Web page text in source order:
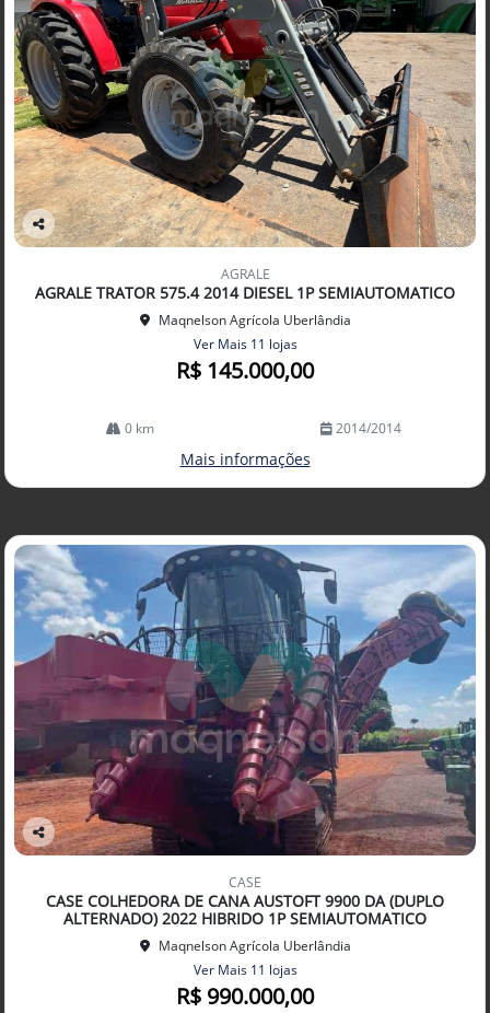
Co
arti
lhe
AGRALE
AGRALE TRATOR 575.4 2014 DIESEL 1P SEMIAUTOMATICO
Maqnelson Agrícola Uberlândia
Ver Mais 11 lojas
R$ 145.000,00
0 km 2014/2014
Mais informações
Co
lhe
CASE
CASE COLHEDORA DE CANA AUSTOFT 9900 DA (DUPLO
ALTERNADO) 2022 HIBRIDO 1P SEMIAUTOMATICO
Maqnelson Agrícola Uberlândia
Ver Mais 11 lojas
R$ 990.000,00